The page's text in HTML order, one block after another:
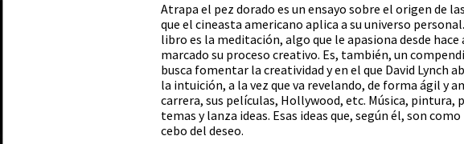
Atrapa el pez dorado es un ensayo sobre el origen de
que el cineasta americano aplica a su universo
libro es la meditación, algo que le apasiona desde hace
marcado su proceso creativo. Es, también, un
busca fomentar la creatividad y en el que David Lynch
la intuición, a la vez que va revelando, de forma ágil y
carrera, sus películas, Hollywood, etc. Música, pintura,
temas y lanza ideas. Esas ideas que, según él, son
cebo del deseo.